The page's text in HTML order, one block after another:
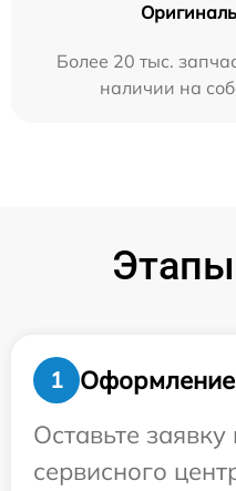
Более 20 тыс.
наличии на
1
Оформление
Оставьте заявку
сервисного